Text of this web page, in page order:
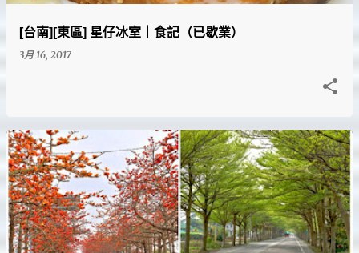
[台南][東區] 星仔冰室｜食記（已歇業）
3月 16, 2017